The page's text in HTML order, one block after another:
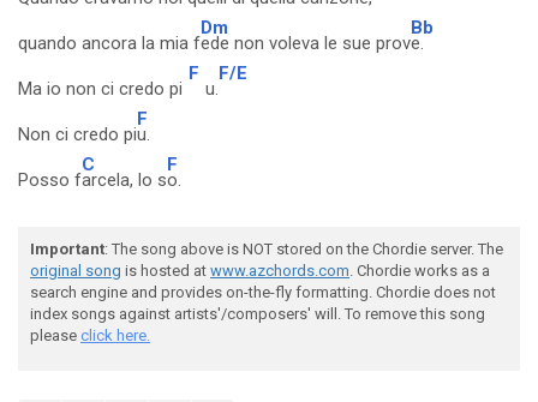
quando ancora la mia f
Dm
ede non voleva le sue prov
Bb
e.
Ma io non ci credo pi
F
u.
F/E
Non ci credo pi
F
u.
Posso f
C
arcela, lo s
F
o.
Important: The song above is NOT stored on the Chordie server. The
original song is hosted at www.azchords.com. Chordie works as a
search engine and provides on-the-fly formatting. Chordie does not
index songs against artists'/composers' will. To remove this song
please click here.